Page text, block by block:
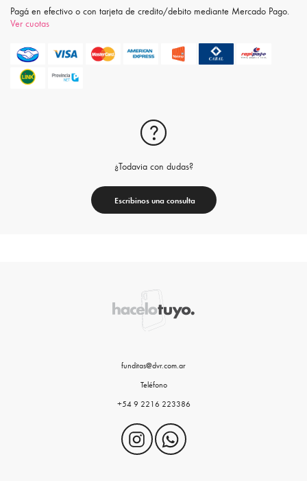
Pagá en efectivo o con tarjeta de credito/debito mediante Mercado Pago.
Ver cuotas
¿Todavia con dudas?
Escribinos una consulta
funditas@dvr.com.ar
Teléfono
+54 9 2216 223386